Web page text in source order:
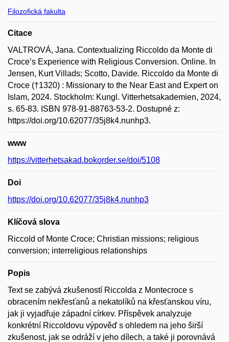
Filozofická fakulta
Citace
VALTROVÁ, Jana. Contextualizing Riccoldo da Monte di
Croce’s Experience with Religious Conversion. Online. In
Jensen, Kurt Villads; Scotto, Davide. Riccoldo da Monte di
Croce (†1320) : Missionary to the Near East and Expert on
Islam, 2024. Stockholm: Kungl. Vitterhetsakademien, 2024,
s. 65-83. ISBN 978-91-88763-53-2. Dostupné z:
https://doi.org/10.62077/35j8k4.nunhp3.
www
https://vitterhetsakad.bokorder.se/doi/5108
Doi
https://doi.org/10.62077/35j8k4.nunhp3
Klíčová slova
Riccold of Monte Croce; Christian missions; religious
conversion; interreligious relationships
Popis
Text se zabývá zkušeností Riccolda z Montecroce s
obracením nekřesťanů a nekatolíků na křesťanskou víru,
jak ji vyjadřuje západní církev. Příspěvek analyzuje
konkrétní Riccoldovu výpověď s ohledem na jeho širší
zkušenost, jak se odráží v jeho dílech, a také ji porovnává